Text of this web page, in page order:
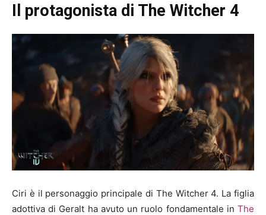
Il protagonista di The Witcher 4
Ciri è il personaggio principale di The Witcher 4. La figlia
adottiva di Geralt ha avuto un ruolo fondamentale in The